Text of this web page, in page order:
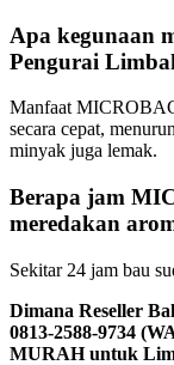
Apa kegunaan
Pengurai
Manfaat
secara cepat,
minyak juga lemak.
Berapa jam
meredakan
Sekitar 24 jam bau
Dimana Reseller
0813-2588-9734
MURAH untuk